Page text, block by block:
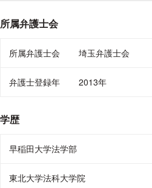
所属弁護士会
所属弁護士会 埼玉弁護士会
弁護士登録年 2013年
学歴
早稲田大学法学部
東北大学法科大学院